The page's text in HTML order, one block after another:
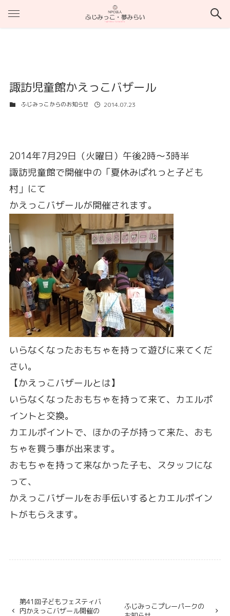
諏訪児童館かえっこバザール
ふじみっこからのお知らせ 2014.07.23
2014年‎7‎月‎29‎日（火曜日）午後2時～3時半
諏訪児童館で開催中の「夏休みぱれっと子ども
村」にて
かえっこバザールが開催されます。
いらなくなったおもちゃを持って遊びに来てくだ
さい。
【かえっこバザールとは】
いらなくなったおもちゃを持って来て、カエルポ
イントと交換。
カエルポイントで、ほかの子が持って来た、おも
ちゃを買う事が出来ます。
おもちゃを持って来なかった子も、スタッフにな
って、
かえっこバザールをお手伝いするとカエルポイン
トがもらえます。
第41回子どもフェスティバ
内かえっこバザール開催の
ふじみっこプレーパークの